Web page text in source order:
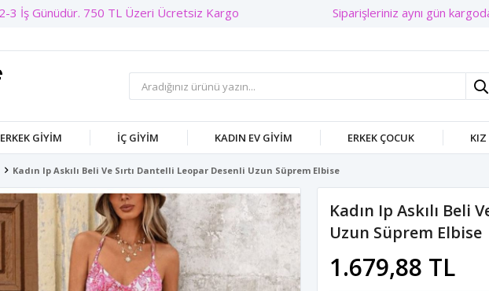
Siparişleriniz aynı gün
ERKEK GIYIM İÇ GIYIM KADIN EV GIYIM ERKEK ÇOCUK KIZ
Kadın Ip Askılı Beli Ve Sırtı Dantelli Leopar Desenli Uzun Süprem Elbise
Kadın Ip Askılı Beli
Uzun Süprem Elbise
1.679,88 TL